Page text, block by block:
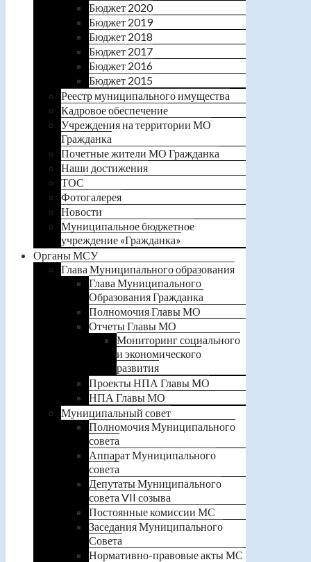
Бюджет 2020
Бюджет 2019
Бюджет 2018
Бюджет 2017
Бюджет 2016
Бюджет 2015
Реестр муниципального имущества
Кадровое обеспечение
Учреждения на территории МО
Гражданка
Почетные жители МО Гражданка
Наши достижения
ТОС
Фотогалерея
Новости
Муниципальное бюджетное
учреждение «Гражданка»
Органы МСУ
Глава Муниципального образования
Глава Муниципального
Образования Гражданка
Полномочия Главы МО
Отчеты Главы МО
Мониторинг социального
и экономического
развития
Проекты НПА Главы МО
НПА Главы МО
Муниципальный совет
Полномочия Муниципального
совета
Аппарат Муниципального
совета
Депутаты Муниципального
совета VII созыва
Постоянные комиссии МС
Заседания Муниципального
Совета
Нормативно-правовые акты МС